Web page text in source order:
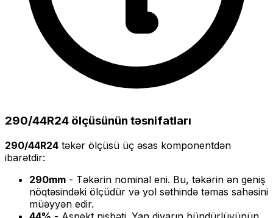
290/44R24 ölçüsünün təsnifatları
290/44R24 təkər ölçüsü üç əsas komponentdən
ibarətdir:
290mm - Təkərin nominal eni. Bu, təkərin ən geniş
nöqtəsindəki ölçüdür və yol səthində təmas sahəsini
müəyyən edir.